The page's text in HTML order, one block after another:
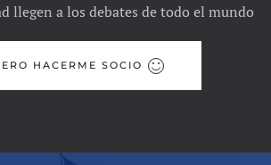
llegen a los debates de todo el mundo
HACERME SOCIO